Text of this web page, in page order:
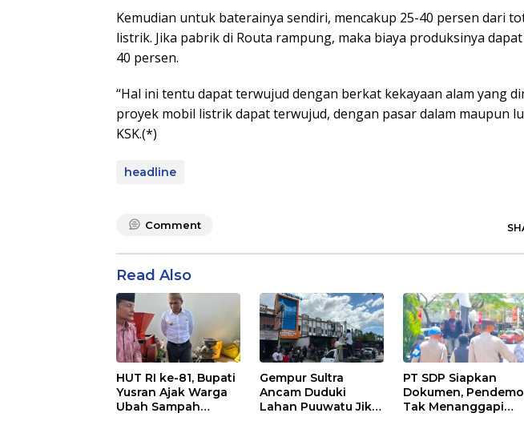
Kemudian untuk baterainya sendiri, mencakup 25-40 persen dari
listrik. Jika pabrik di Routa rampung, maka biaya produksinya
40 persen.
“Hal ini tentu dapat terwujud dengan berkat kekayaan alam yang
proyek mobil listrik dapat terwujud, dengan pasar dalam maupun
KSK.(*)
headline
Comment
Read Also
HUT RI ke-81, Bupati
Yusran Ajak Warga
Ubah Sampah
Gempur Sultra
Ancam Duduki
Lahan Puuwatu Jika
PT SDP Siapkan
Dokumen, Pendemo
Tak Menanggapi